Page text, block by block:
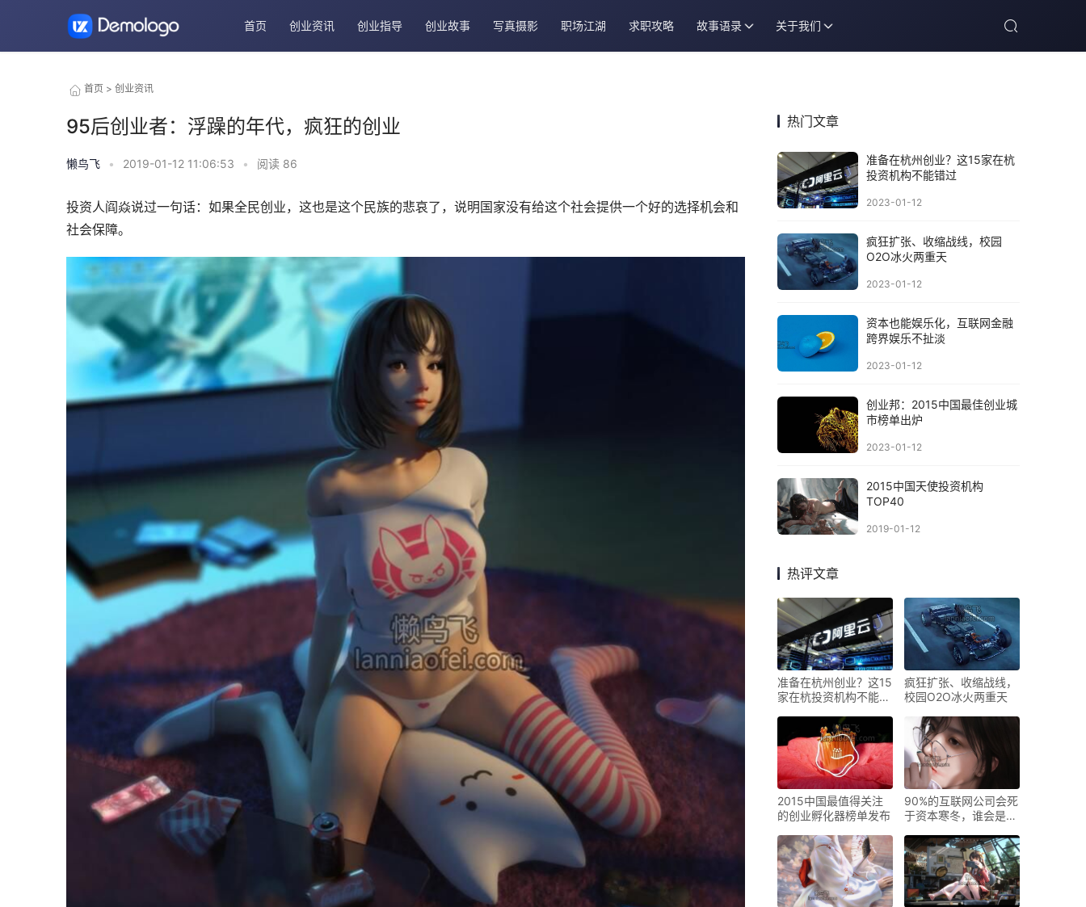
首页 创业资讯 创业指导 创业故事 写真摄影 职场江湖 求职攻略 故事语录 关于我们
首页 > 创业资讯
95后创业者：浮躁的年代，疯狂的创业
懒鸟飞 • 2019-01-12 11:06:53 • 阅读 86
投资人阎焱说过一句话：如果全民创业，这也是这个民族的悲哀了，说明国家没有给这个社会提供一个好的选择机会和
社会保障。
热门文章
准备在杭州创业？这15家在杭
投资机构不能错过
2023-01-12
疯狂扩张、收缩战线，校园
O2O冰火两重天
2023-01-12
资本也能娱乐化，互联网金融
跨界娱乐不扯淡
2023-01-12
创业邦：2015中国最佳创业城
市榜单出炉
2023-01-12
2015中国天使投资机构
TOP40
2019-01-12
热评文章
准备在杭州创业？这15
家在杭投资机构不能错
疯狂扩张、收缩战线，
校园O2O冰火两重天
2015中国最值得关注
的创业孵化器榜单发布
90%的互联网公司会死
于资本寒冬，谁会是剩